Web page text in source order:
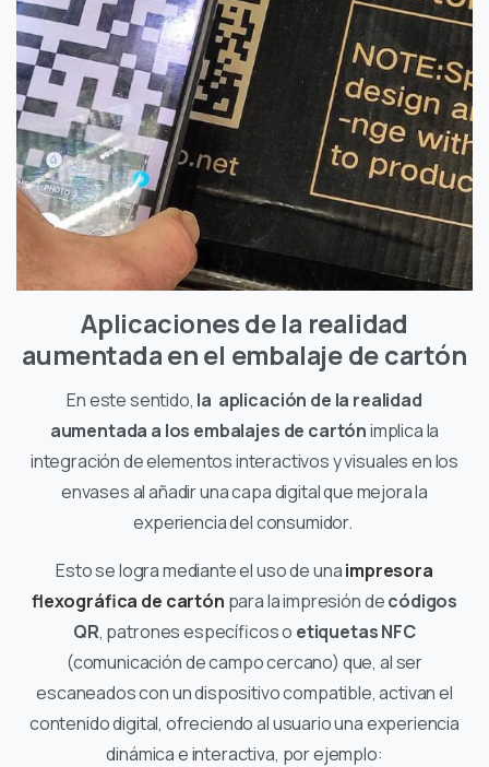
Aplicaciones de la realidad
aumentada en el embalaje de cartón
En este sentido, la aplicación de la realidad
aumentada a los embalajes de cartónimplica la
integración de elementos interactivos y visuales en los
envases al añadir una capa digital que mejora la
experiencia del consumidor.
Esto se logra mediante el uso de unaimpresora
flexográfica de cartón para la impresión decódigos
QR, patrones específicos o etiquetas NFC
(comunicación de campo cercano) que, al ser
escaneados con un dispositivo compatible, activan el
contenido digital, ofreciendo al usuario una experiencia
dinámica e interactiva, por ejemplo: